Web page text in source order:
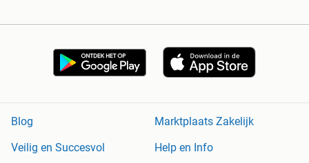
Blog
Marktplaats Zakelijk
Veilig en Succesvol
Help en Info